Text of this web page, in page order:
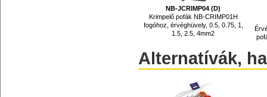
NB-JCRIMP04 (D)
Krimpelő pofák NB-CRIMP01H
fogóhoz, érvéghüvely, 0.5, 0.75, 1,
1.5, 2.5, 4mm2
Alternatívák,